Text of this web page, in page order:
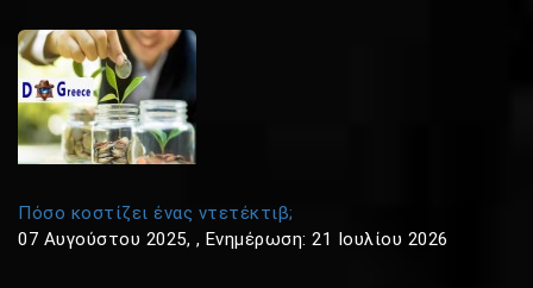
Πόσο κοστίζει ένας ντετέκτιβ;
07 Αυγούστου 2025, , Ενημέρωση: 21 Ιουλίου 2026